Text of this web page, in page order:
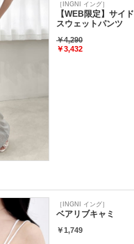
［INGNI イング］
【WEB限定】サイ
スウェットパンツ
￥4,290
￥3,432
［INGNI イング］
ベアリブキャミ
￥1,749